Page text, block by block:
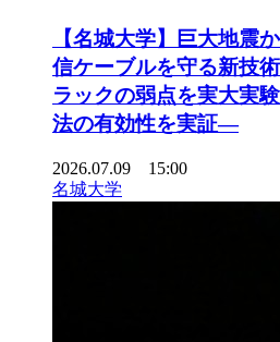
【名城大学】巨大地震
信ケーブルを守る新
ラックの弱点を実大実
法の有効性を実証―
2026.07.09 15:00
名城大学